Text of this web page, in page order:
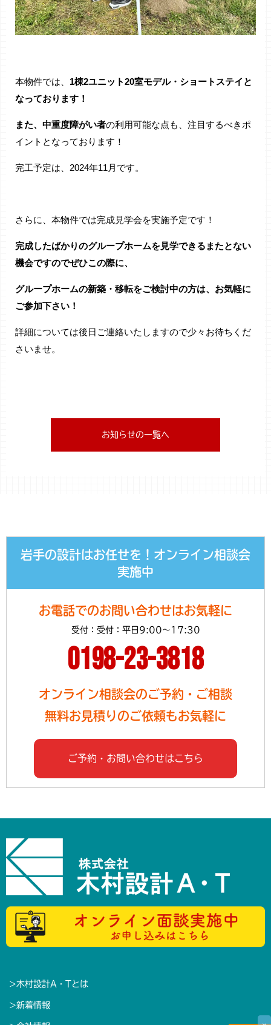
本物件では、 1棟2ユニット20室モデル・ショートステイと
なっております！
また、中重度障がい者の利用可能な点も、注目するべきポ
イントとなっております！
完工予定は、2024年11月です。
さらに、本物件では完成見学会を実施予定です！
完成したばかりのグループホームを見学できるまたとない
機会ですのでぜひこの際に、
グループホームの新築・移転をご検討中の方は、お気軽に
ご参加下さい！
詳細については後日ご連絡いたしますので少々お待ちくだ
さいませ。
お知らせの一覧へ
岩手の設計はお任せを！オンライン相談会
実施中
お電話でのお問い合わせはお気軽に
受付：受付：平日9:00～17:30
0198-23-3818
オンライン相談会のご予約・ご相談
無料お見積りのご依頼もお気軽に
ご予約・お問い合わせはこちら
>木村設計A・Tとは
>新着情報